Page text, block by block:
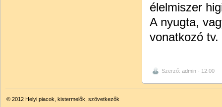
élelmiszer
A nyugta,
vonatkozó
Szerző: admin - 12:00
© 2012 Helyi piacok, kistermelők, szövetkezők